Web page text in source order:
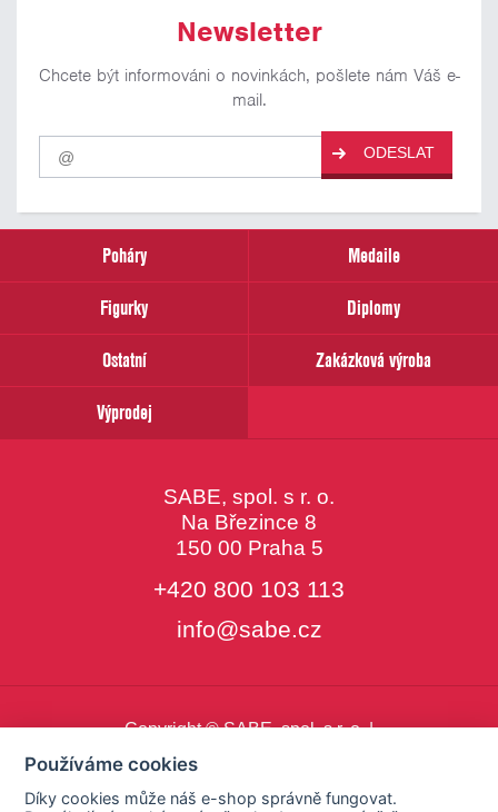
Newsletter
Chcete být informováni o novinkách, pošlete nám Váš e-
mail.
Pro
odběr
našich
email
ODESLAT
Poháry
Medaile
Figurky
Diplomy
Ostatní
Zakázková výroba
Výprodej
SABE, spol. s r. o.
Na Březince 8
150 00 Praha 5
+420 800 103 113
info@sabe.cz
Copyright © SABE, spol. s r. o. |
Používáme cookies
Díky cookies může náš e-shop správně fungovat.